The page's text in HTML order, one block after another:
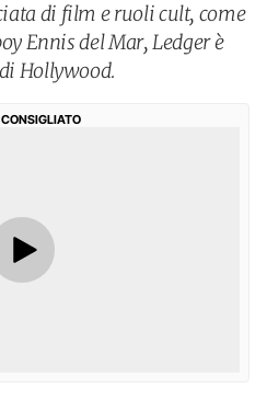
di film e ruoli cult, come
Ennis del Mar, Ledger è
Hollywood.